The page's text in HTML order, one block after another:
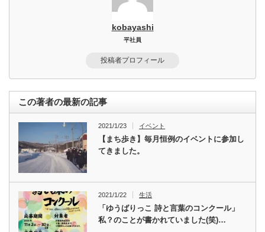
kobayashi
平社員
投稿者プロフィール
この著者の最新の記事
2021/1/23 イベント
【まち歩き】毎月恒例のイベントに参加し
てきました。
2021/1/22 生活
「ゆうばりっこ 詩と言葉のコンクール」
私？のことが書かれていました(笑)…